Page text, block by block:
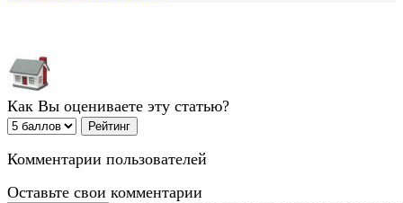
Как Вы оцениваете эту статью?
Комментарии пользователей
Оставьте свои комментарии